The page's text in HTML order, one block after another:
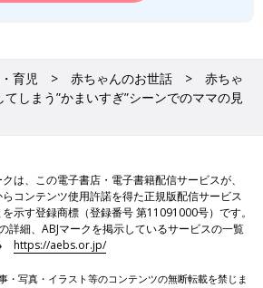
育児 赤ちゃんのお世話
赤ちゃ
しまう”かまいすぎ”シーンでのママの見
は、この電子書店・電子書籍配信サービスが、
コンテンツ使用許諾を得た正規版配信サービス
示す登録商標（登録番号 第11091000号）です。
詳細、ABJマークを掲示しているサービスの一覧
→https://aebs.or.jp/
・写真・イラスト等のコンテンツの無断転載を禁じま